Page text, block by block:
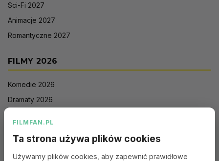
Sci-Fi 2027
Animacje 2027
Romantyczne 2027
FILMY 2026
Komedie 2026
Dramaty 2026
FILMFAN.PL
Ta strona używa plików cookies
Używamy plików cookies, aby zapewnić prawidłowe